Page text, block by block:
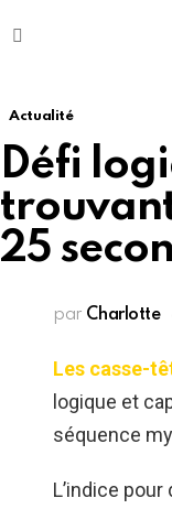
Actualité
Défi
25
par Charlotte
Les casse-
logique et
séquence
L’indice